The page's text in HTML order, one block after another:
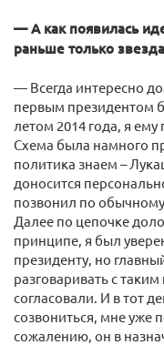
— А как появилась
раньше только
— Всегда интересно
первым президентом
летом 2014 года, я
Схема была намного
политика знаем –
доносится
позвонил по
Далее по цепочке
принципе, я был
президенту, но
разговаривать с
согласовали. И в тот
созвониться, мне уже
сожалению, он в